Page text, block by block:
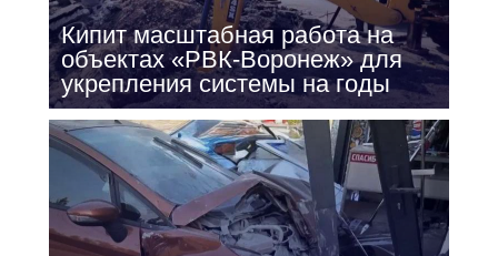
Кипит масштабная работа на
объектах «РВК-Воронеж» для
укрепления системы на годы